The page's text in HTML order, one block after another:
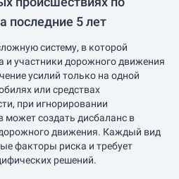
последние 5 лет
систему, в которой
и участники дорожного движения
усилий только на одной
или средствах
при игнорировании
может создать дисбаланс в
движения. Каждый вид
факторы риска и требует
решений.